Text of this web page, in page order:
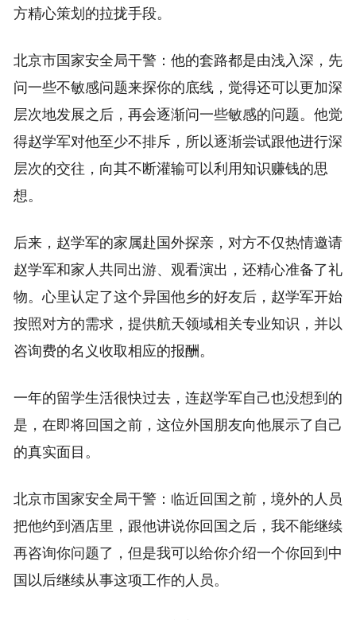
方精心策划的拉拢手段。
北京市国家安全局干警：他的套路都是由浅入深，先
问一些不敏感问题来探你的底线，觉得还可以更加深
层次地发展之后，再会逐渐问一些敏感的问题。他觉
得赵学军对他至少不排斥，所以逐渐尝试跟他进行深
层次的交往，向其不断灌输可以利用知识赚钱的思
想。
后来，赵学军的家属赴国外探亲，对方不仅热情邀请
赵学军和家人共同出游、观看演出，还精心准备了礼
物。心里认定了这个异国他乡的好友后，赵学军开始
按照对方的需求，提供航天领域相关专业知识，并以
咨询费的名义收取相应的报酬。
一年的留学生活很快过去，连赵学军自己也没想到的
是，在即将回国之前，这位外国朋友向他展示了自己
的真实面目。
北京市国家安全局干警：临近回国之前，境外的人员
把他约到酒店里，跟他讲说你回国之后，我不能继续
再咨询你问题了，但是我可以给你介绍一个你回到中
国以后继续从事这项工作的人员。